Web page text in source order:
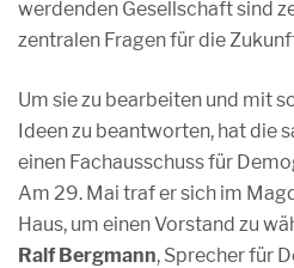
werdenden Gesellschaft sind
zentralen Fragen für die
Um sie zu bearbeiten und mit
Ideen zu beantworten, hat die
einen Fachausschuss für
Am 29. Mai traf er sich im
Haus, um einen Vorstand zu
Ralf Bergmann, Sprecher für